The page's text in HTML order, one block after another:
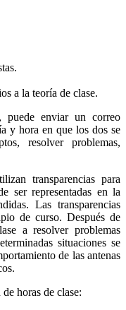
a la teoría de clase.
puede enviar un correo
y hora en que los dos se
resolver problemas,
transparencias para
ser representadas en la
Las transparencias
de curso. Después de
a resolver problemas
situaciones se
de las antenas
horas de clase: